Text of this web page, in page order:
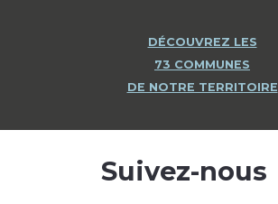
DÉCOUVREZ LES
73 COMMUNES
DE NOTRE TERRITOIRE
Suivez-nous